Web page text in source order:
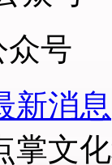
众号
新消息
掌文